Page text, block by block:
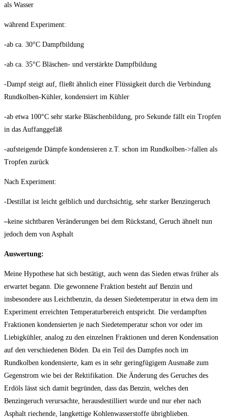
als Wasser
während Experiment:
-ab ca. 30°C Dampfbildung
-ab ca. 35°C Bläschen- und verstärkte Dampfbildung
-Dampf steigt auf, fließt ähnlich einer Flüssigkeit durch die Verbindung
Rundkolben-Kühler, kondensiert im Kühler
-ab etwa 100°C sehr starke Bläschenbildung, pro Sekunde fällt ein Tropfen
in das Auffanggefäß
-aufsteigende Dämpfe kondensieren z.T. schon im Rundkolben->fallen als
Tropfen zurück
Nach Experiment:
-Destillat ist leicht gelblich und durchsichtig, sehr starker Benzingeruch
–keine sichtbaren Veränderungen bei dem Rückstand, Geruch ähnelt nun
jedoch dem von Asphalt
Auswertung:
Meine Hypothese hat sich bestätigt, auch wenn das Sieden etwas früher als
erwartet begann. Die gewonnene Fraktion besteht auf Benzin und
insbesondere aus Leichtbenzin, da dessen Siedetemperatur in etwa dem im
Experiment erreichten Temperaturbereich entspricht. Die verdampften
Fraktionen kondensierten je nach Siedetemperatur schon vor oder im
Liebigkühler, analog zu den einzelnen Fraktionen und deren Kondensation
auf den verschiedenen Böden. Da ein Teil des Dampfes noch im
Rundkolben kondensierte, kam es in sehr geringfügigem Ausmaße zum
Gegenstrom wie bei der Rektifikation. Die Änderung des Geruches des
Erdöls lässt sich damit begründen, dass das Benzin, welches den
Benzingeruch verursachte, herausdestilliert wurde und nur eher nach
Asphalt riechende, langkettige Kohlenwasserstoffe übrigblieben.